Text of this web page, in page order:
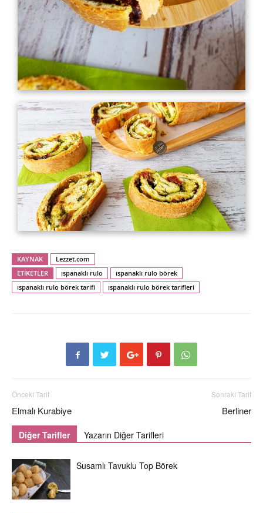
KAYNAK
Lezzet.com
ETİKETLER
ıspanaklı rulo
ıspanaklı rulo börek
ıspanaklı rulo börek tarifi
ıspanaklı rulo börek tarifleri
Önceki Tarif
Elmalı Kurabiye
Sonraki Tarif
Berliner
Diğer Tarifler Yazarın Diğer Tarifleri
Susamlı Tavuklu Top Börek